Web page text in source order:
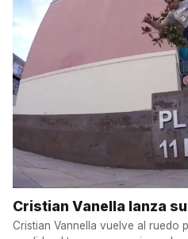
Cristian Vanella lanza
Cristian Vannella vuelve al ruedo